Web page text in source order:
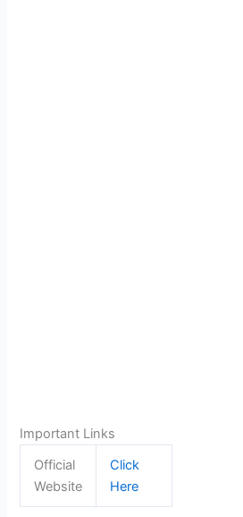
Important Links
Official
Website
Click
Here